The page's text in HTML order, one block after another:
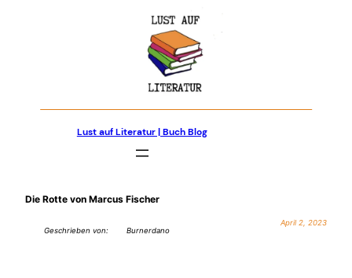
Lust auf Literatur | Buch Blog
Die Rotte von Marcus Fischer
Geschrieben von: Burnerdano
April 2, 2023